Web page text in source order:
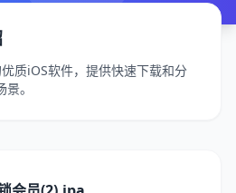
质iOS软件，提供快速下载和分
。